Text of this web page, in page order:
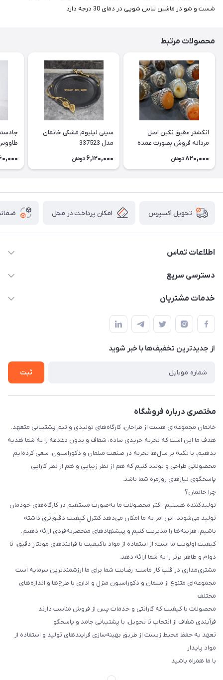
شست و شو در ماشین لباس شویی در دمای 30 درجه دارد
محصولات مرتبط
انگشتر عقیق نگین اصل
مردانه فروش بصورت عمده
3عدد هست فروش بصورت
820,000 تومان
سینی لیلیوم مشکی خانمان
مدل 337523
6,120,000 تومان
تحویل اکسپرس امکان پرداخت در محل
اطلاعات تماس
09124780957
دسترسی سریع
حساب کاربری
لیست محصولات
درباره ما
خدمات مشتریان
قوانین و مقررات
حریم خصوصی
راهنما
از جدید‌ترین تخفیف‌ها با‌ خبر شوید
ثبت
مختصری درباره فروشگاه
خانمان مجموعه‌ای هست از طراحان، کارگاه‌های تولیدی و تیم پشتیبانی متعهد.
هدف ما این است که تجربه خریدی ساده، شفاف و بدون دغدغه را به شما هدیه
بدهیم. با تکیه بر سال‌ها تجربه در صنعت مبلمان و دکوراسیون، سعی کرده‌ایم
محصولاتی طراحی و تولید کنیم که هم از نظر زیبایی و هم از نظر کارایی
پاسخگوی نیازهای روزمره شما باشد.
چرا خانمان؟
تولیدکننده هستیم: اکثر محصولات ما به‌صورت مستقیم در کارگاه‌های خودمان
تولید می‌شوند. این امر به ما امکان می‌دهد کنترل کیفیت دقیق‌تری داشته
باشیم، هزینه‌ها را مدیریت کنیم و پیشنهادهای منحصربه‌فردی ارائه دهیم.
کیفیت اولویت ما است: از استفاده از مواد باکیفیت تا فرایندهای مونتاژ دقیق، تا
دوام و ظاهر برتر را به شما ارائه دهد.
مشتری‌مداری در قلب کار ماست: رضایت شما برای ما ارزشمندترین سرمایه است
مجموعه‌ای متنوع از مبلمان و دکوراسیون منزل و اداری با طرح‌ها و اندازه‌های
مختلف
محصولات با کیفیت که گارانتی و خدمات پس از فروش مناسب دارند
فرآیندی شفاف از انتخاب تا تحویل، با پشتیبانی جامد و پاسخگو
تعهد به حفظ محیط زیست از طریق بهینه‌سازی فرایندهای تولید و استفاده از
مواد پایدار
با ما همراه باشید